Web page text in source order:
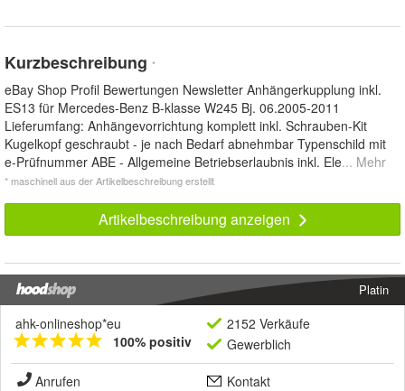
Kurzbeschreibung *
eBay Shop Profil Bewertungen Newsletter Anhängerkupplung inkl.
ES13 für Mercedes-Benz B-klasse W245 Bj. 06.2005-2011
Lieferumfang: Anhängevorrichtung komplett inkl. Schrauben-Kit
Kugelkopf geschraubt - je nach Bedarf abnehmbar Typenschild mit
e-Prüfnummer ABE - Allgemeine Betriebserlaubnis inkl. Ele... Mehr
* maschinell aus der Artikelbeschreibung erstellt
Artikelbeschreibung anzeigen
Platin
ahk-onlineshop*eu
100% positiv
2152 Verkäufe
Gewerblich
Anrufen
Kontakt